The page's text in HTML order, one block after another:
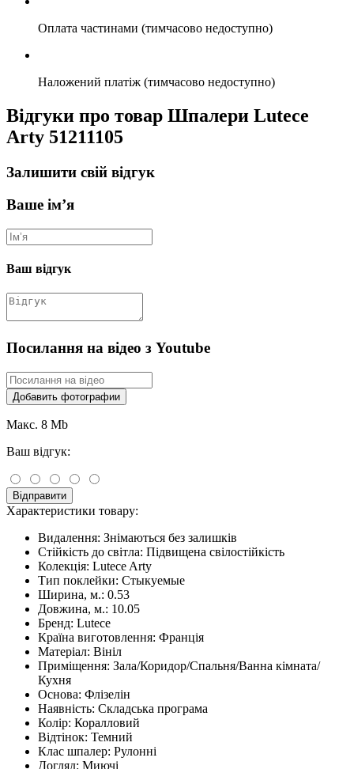
Оплата частинами (тимчасово недоступно)
Наложений платіж (тимчасово недоступно)
Відгуки про товар Шпалери Lutece
Arty 51211105
Залишити свій відгук
Ваше ім’я
Ваш відгук
Посилання на відео з Youtube
Добавить фотографии
Макс. 8 Mb
Ваш відгук:
Відправити
Характеристики товару:
Видалення: Знімаються без залишків
Стійкість до світла: Підвищена свілостійкість
Колекція: Lutece Arty
Тип поклейки: Стыкуемые
Ширина, м.: 0.53
Довжина, м.: 10.05
Бренд: Lutece
Країна виготовлення: Франція
Матеріал: Вініл
Приміщення: Зала/Коридор/Спальня/Ванна кімната/
Кухня
Основа: Флізелін
Наявність: Складська програма
Колір: Коралловий
Відтінок: Темний
Клас шпалер: Рулонні
Догляд: Миючі